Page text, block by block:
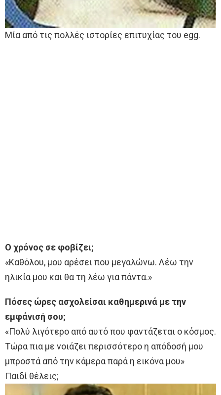
Μία από τις πολλές ιστορίες επιτυχίας του egg.
Ο χρόνος σε φοβίζει;
«Καθόλου, µου αρέσει που µεγαλώνω. Λέω την
ηλικία µου και θα τη λέω για πάντα.»
Πόσες ώρες ασχολείσαι καθηµερινά µε την
εµφάνισή σου;
«Πολύ λιγότερο από αυτό που φαντάζεται ο κόσµος.
Τώρα πια µε νοιάζει περισσότερο η απόδοσή µου
µπροστά από την κάµερα παρά η εικόνα µου»
Παιδί θέλεις;